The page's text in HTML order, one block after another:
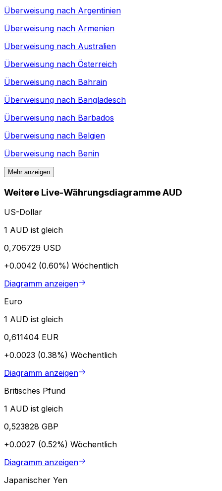
Überweisung nach Argentinien
Überweisung nach Armenien
Überweisung nach Australien
Überweisung nach Österreich
Überweisung nach Bahrain
Überweisung nach Bangladesch
Überweisung nach Barbados
Überweisung nach Belgien
Überweisung nach Benin
Mehr anzeigen
Weitere Live-Währungsdiagramme AUD
US-Dollar
1 AUD ist gleich
0,706729 USD
+0.0042 (0.60%) Wöchentlich
Diagramm anzeigen
Euro
1 AUD ist gleich
0,611404 EUR
+0.0023 (0.38%) Wöchentlich
Diagramm anzeigen
Britisches Pfund
1 AUD ist gleich
0,523828 GBP
+0.0027 (0.52%) Wöchentlich
Diagramm anzeigen
Japanischer Yen